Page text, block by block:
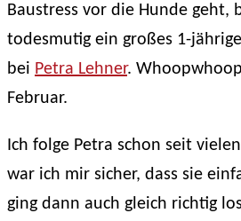
Baustress vor die Hunde geht,
todesmutig ein großes 1-
bei Petra Lehner.
Februar.
Ich folge Petra schon seit
war ich mir sicher, dass sie
ging dann auch gleich richtig